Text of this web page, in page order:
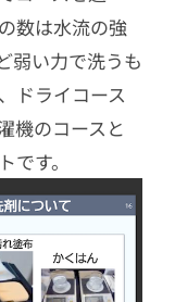
数は水流の強
弱い力で洗うも
ドライコース
機のコースと
す。